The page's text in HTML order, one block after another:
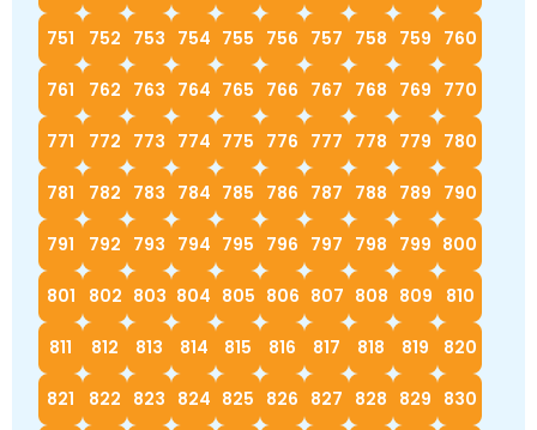
751 752 753 754 755 756 757 758 759 760
761 762 763 764 765 766 767 768 769 770
771 772 773 774 775 776 777 778 779 780
781 782 783 784 785 786 787 788 789 790
791 792 793 794 795 796 797 798 799 800
801 802 803 804 805 806 807 808 809 810
811 812 813 814 815 816 817 818 819 820
821 822 823 824 825 826 827 828 829 830